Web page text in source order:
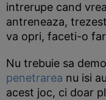
intrerupe cand
antreneaza,
va opri, faceti-o
Nu trebuie sa
penetrarea nu isi
acest joc, ci doar